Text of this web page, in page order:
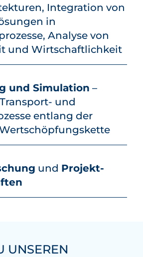
Integration von
in
Analyse von
und Wirtschaftlichkeit
und Simulation –
und
entlang der
und Projekt-
UNSEREN